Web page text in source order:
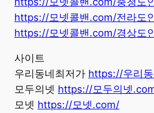
https://모넷콜밴.com/전라도
https://모넷콜밴.com/경상도
사이트
우리동네최저가 https://우리
모두의넷 https://모두의넷
모넷 https://모넷.com/